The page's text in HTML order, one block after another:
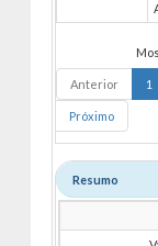
Anterior 1
Próximo
Resumo